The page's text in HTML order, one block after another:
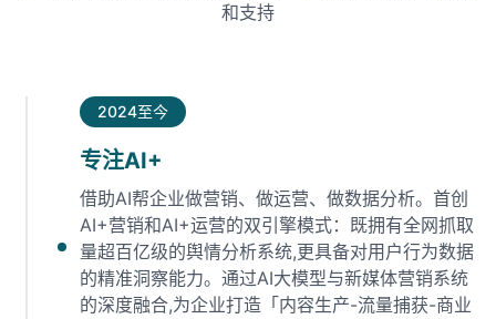
和支持
2024至今
专注AI+
借助AI帮企业做营销、做运营、做数据分析。首创
AI+营销和AI+运营的双引擎模式：既拥有全网抓取
量超百亿级的舆情分析系统,更具备对用户行为数据
的精准洞察能力。通过AI大模型与新媒体营销系统
的深度融合,为企业打造「内容生产-流量捕获-商业